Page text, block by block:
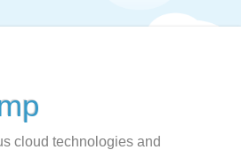
cloud technologies and